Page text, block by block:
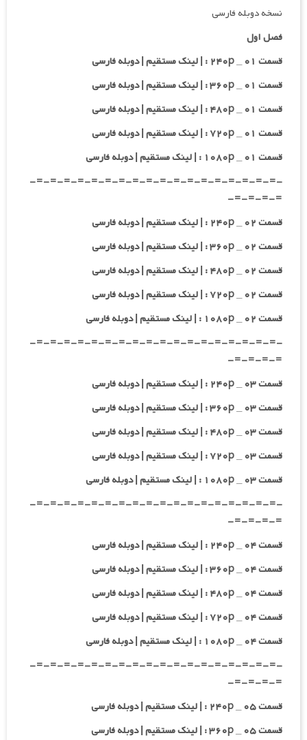
نسخه دوبله فارسی
فصل اول
قسمت ۰۱ _ ۲۴۰p : | لینک مستقیم | دوبله فارسی
قسمت ۰۱ _ ۳۶۰p : | لینک مستقیم | دوبله فارسی
قسمت ۰۱ _ ۴۸۰p : | لینک مستقیم | دوبله فارسی
قسمت ۰۱ _ ۷۲۰p : | لینک مستقیم | دوبله فارسی
قسمت ۰۱ _ ۱۰۸۰p : | لینک مستقیم | دوبله فارسی
-=-=-=-=-=-=-=-=-=-=-=-=-=-=-=-=-=-=-
=-=-=-=-
قسمت ۰۲ _ ۲۴۰p : | لینک مستقیم | دوبله فارسی
قسمت ۰۲ _ ۳۶۰p : | لینک مستقیم | دوبله فارسی
قسمت ۰۲ _ ۴۸۰p : | لینک مستقیم | دوبله فارسی
قسمت ۰۲ _ ۷۲۰p : | لینک مستقیم | دوبله فارسی
قسمت ۰۲ _ ۱۰۸۰p : | لینک مستقیم | دوبله فارسی
-=-=-=-=-=-=-=-=-=-=-=-=-=-=-=-=-=-=-
=-=-=-=-
قسمت ۰۳ _ ۲۴۰p : | لینک مستقیم | دوبله فارسی
قسمت ۰۳ _ ۳۶۰p : | لینک مستقیم | دوبله فارسی
قسمت ۰۳ _ ۴۸۰p : | لینک مستقیم | دوبله فارسی
قسمت ۰۳ _ ۷۲۰p : | لینک مستقیم | دوبله فارسی
قسمت ۰۳ _ ۱۰۸۰p : | لینک مستقیم | دوبله فارسی
-=-=-=-=-=-=-=-=-=-=-=-=-=-=-=-=-=-=-
=-=-=-=-
قسمت ۰۴ _ ۲۴۰p : | لینک مستقیم | دوبله فارسی
قسمت ۰۴ _ ۳۶۰p : | لینک مستقیم | دوبله فارسی
قسمت ۰۴ _ ۴۸۰p : | لینک مستقیم | دوبله فارسی
قسمت ۰۴ _ ۷۲۰p : | لینک مستقیم | دوبله فارسی
قسمت ۰۴ _ ۱۰۸۰p : | لینک مستقیم | دوبله فارسی
-=-=-=-=-=-=-=-=-=-=-=-=-=-=-=-=-=-=-
=-=-=-=-
قسمت ۰۵ _ ۲۴۰p : | لینک مستقیم | دوبله فارسی
قسمت ۰۵ _ ۳۶۰p : | لینک مستقیم | دوبله فارسی